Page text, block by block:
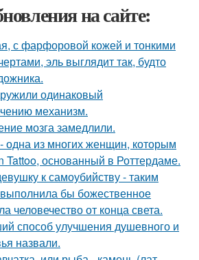
на сайте:
с фарфоровой кожей и тонкими
эль выглядит так, будто
одинаковый
механизм.
мозга замедлили.
одна из многих женщин, которым
Tattoo, основанный в Роттердаме.
к самоубийству - таким
бы божественное
человечество от конца света.
способ улучшения душевного и
назвали.